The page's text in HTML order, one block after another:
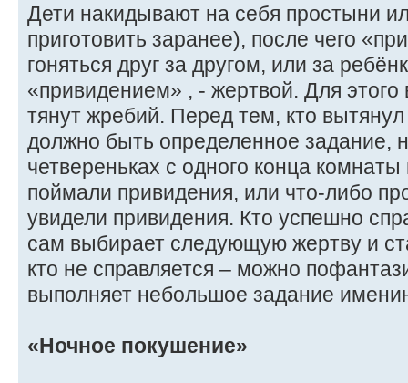
Дети накидывают на себя простыни
приготовить заранее), после чего
гоняться друг за другом, или за
«привидением» , - жертвой. Для
тянут жребий. Перед тем, кто
должно быть определенное задание,
четвереньках с одного конца
поймали привидения, или что-либо
увидели привидения. Кто успешно
сам выбирает следующую жертву и
кто не справляется – можно
выполняет небольшое задание
«Ночное покушение»